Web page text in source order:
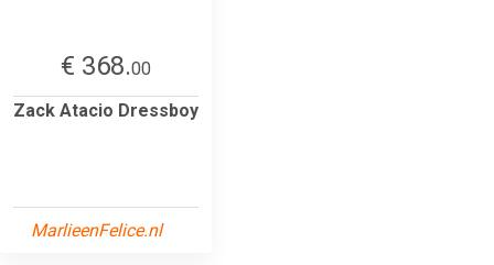
€ 368.00
Zack Atacio Dressboy
MarlieenFelice.nl